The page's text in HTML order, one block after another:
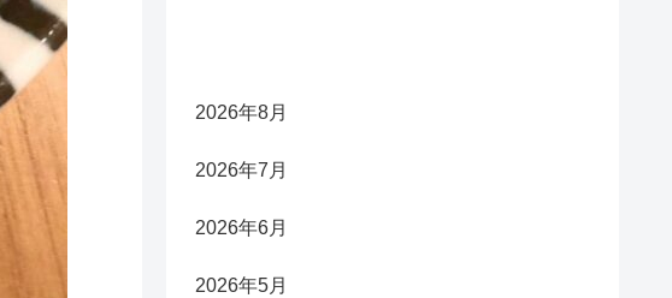
2026年8月
2026年7月
2026年6月
2026年5月